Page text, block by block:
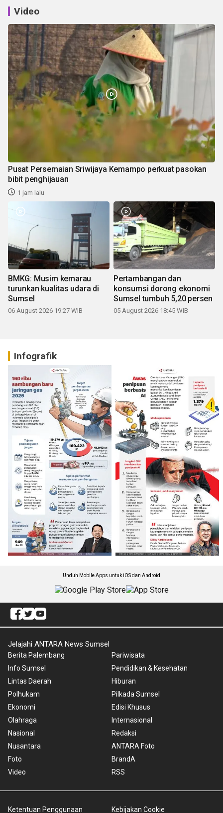
Video
Pusat Persemaian Sriwijaya Kemampo perkuat pasokan
bibit penghijauan
1 jam lalu
BMKG: Musim kemarau
turunkan kualitas udara di
Sumsel
06 August 2026 19:27 WIB
Pertambangan dan
konsumsi dorong ekonomi
Sumsel tumbuh 5,20 persen
05 August 2026 18:45 WIB
Infografik
Unduh Mobile Apps untuk iOS dan Android
Jelajahi ANTARA News Sumsel
Berita Palembang
Info Sumsel
Lintas Daerah
Polhukam
Ekonomi
Olahraga
Nasional
Nusantara
Foto
Video
Pariwisata
Pendidikan & Kesehatan
Hiburan
Pilkada Sumsel
Edisi Khusus
Internasional
Redaksi
ANTARA Foto
BrandA
RSS
Ketentuan Penggunaan Kebijakan Cookie